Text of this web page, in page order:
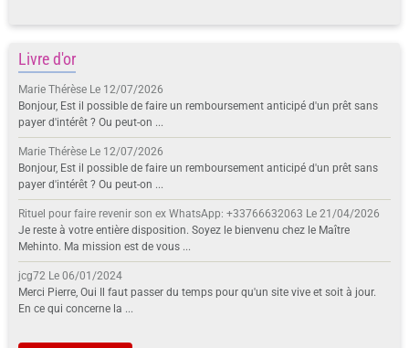
Livre d'or
Marie Thérèse Le 12/07/2026
Bonjour, Est il possible de faire un remboursement anticipé d'un prêt sans
payer d'intérêt ? Ou peut-on ...
Marie Thérèse Le 12/07/2026
Bonjour, Est il possible de faire un remboursement anticipé d'un prêt sans
payer d'intérêt ? Ou peut-on ...
Rituel pour faire revenir son ex WhatsApp: +33766632063 Le 21/04/2026
Je reste à votre entière disposition. Soyez le bienvenu chez le Maître
Mehinto. Ma mission est de vous ...
jcg72 Le 06/01/2024
Merci Pierre, Oui Il faut passer du temps pour qu'un site vive et soit à jour.
En ce qui concerne la ...